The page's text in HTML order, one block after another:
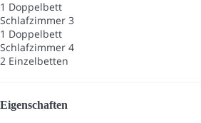
1 Doppelbett
Schlafzimmer 3
1 Doppelbett
Schlafzimmer 4
2 Einzelbetten
Eigenschaften